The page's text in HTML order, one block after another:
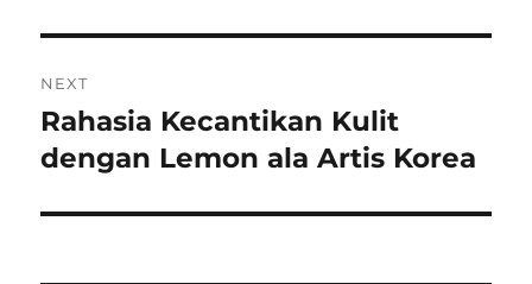
NEXT
Next
post:
Rahasia Kecantikan Kulit
dengan Lemon ala Artis Korea